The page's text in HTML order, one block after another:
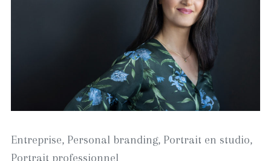
Entreprise, Personal branding, Portrait en studio,
Portrait professionnel